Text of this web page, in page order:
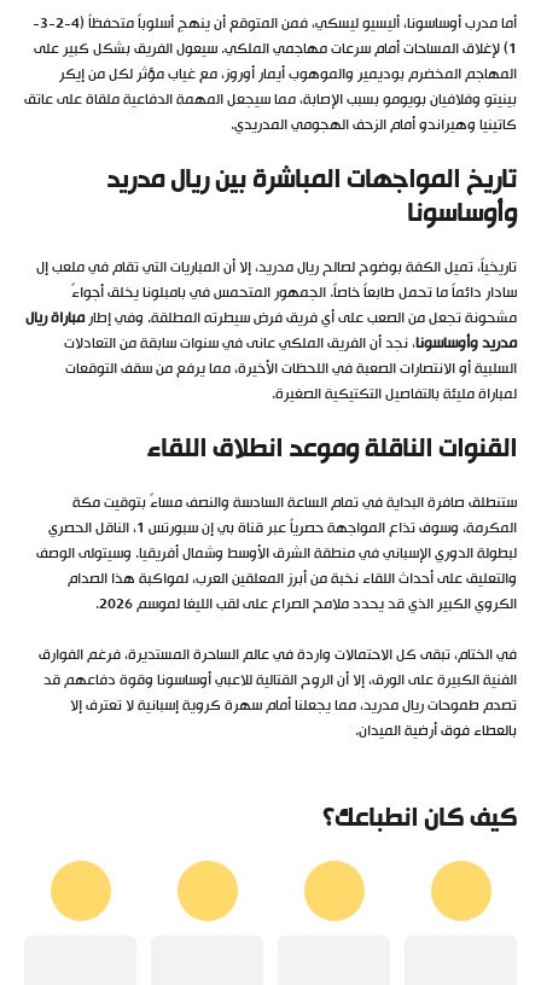
أما مدرب أوساسونا، أليسيو ليسكي، فمن المتوقع أن ينهج أسلوباً متحفظاً (4-2-3-
1) لإغلاق المساحات أمام سرعات مهاجمي الملكي. سيعول الفريق بشكل كبير على
المهاجم المخضرم بوديمير والموهوب أيمار أوروز، مع غياب مؤثر لكل من إيكر
بينيتو وفلافيان بويومو بسبب الإصابة، مما سيجعل المهمة الدفاعية ملقاة على عاتق
كاتينيا وهيراندو أمام الزحف الهجومي المدريدي.
تاريخ المواجهات المباشرة بين ريال مدريد
وأوساسونا
تاريخياً، تميل الكفة بوضوح لصالح ريال مدريد، إلا أن المباريات التي تقام في ملعب إل
سادار دائماً ما تحمل طابعاً خاصاً. الجمهور المتحمس في بامبلونا يخلق أجواءً
مشحونة تجعل من الصعب على أي فريق فرض سيطرته المطلقة. وفي إطارمباراة ريال
مدريد وأوساسونا، نجد أن الفريق الملكي عانى في سنوات سابقة من التعادلات
السلبية أو الانتصارات الصعبة في اللحظات الأخيرة، مما يرفع من سقف التوقعات
لمباراة مليئة بالتفاصيل التكتيكية الصغيرة.
القنوات الناقلة وموعد انطلاق اللقاء
ستنطلق صافرة البداية في تمام الساعة السادسة والنصف مساءً بتوقيت مكة
المكرمة، وسوف تذاع المواجهة حصرياً عبر قناة بي إن سبورتس 1، الناقل الحصري
لبطولة الدوري الإسباني في منطقة الشرق الأوسط وشمال أفريقيا. وسيتولى الوصف
والتعليق على أحداث اللقاء نخبة من أبرز المعلقين العرب، لمواكبة هذا الصدام
الكروي الكبير الذي قد يحدد ملامح الصراع على لقب الليغا لموسم 2026.
في الختام، تبقى كل الاحتمالات واردة في عالم الساحرة المستديرة، فرغم الفوارق
الفنية الكبيرة على الورق، إلا أن الروح القتالية للاعبي أوساسونا وقوة دفاعهم قد
تصدم طموحات ريال مدريد، مما يجعلنا أمام سهرة كروية إسبانية لا تعترف إلا
بالعطاء فوق أرضية الميدان.
كيف كان انطباعك؟